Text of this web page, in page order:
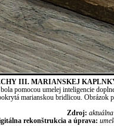
III. MARIANSKEJ
pomocou umelej inteligencie
marianskou bridlicou. Obrázok
Zdroj:
rekonštrukcia a úprava: